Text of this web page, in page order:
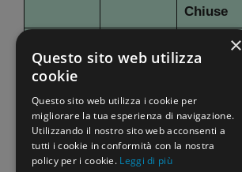
Chiuse
Lazio
e
Frosinone,
Atina,
Ceccano,
Pontecorv
o, Sora
×
Questo sito web utilizza
cookie
Questo sito web utilizza i cookie per
migliorare la tua esperienza di navigazione.
Utilizzando il nostro sito web acconsenti a
tutti i cookie in conformità con la nostra
policy per i cookie. Leggi di più